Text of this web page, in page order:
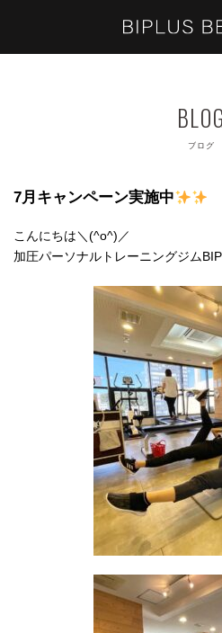
ブログ
7月キャンペーン実施中
こんにちは＼(^o^)／
加圧パーソナルトレーニングジム